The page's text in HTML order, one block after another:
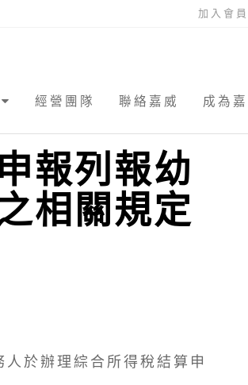
加入會員
經營團隊 聯絡嘉威 成為
報列報幼
相關規定
於辦理綜合所得稅結算申